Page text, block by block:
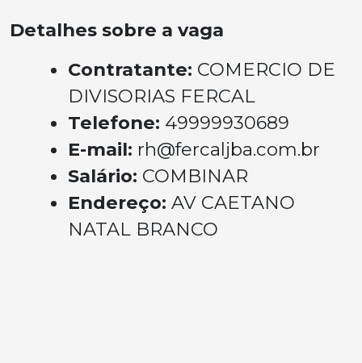
Detalhes sobre a vaga
Contratante: COMERCIO DE
DIVISORIAS FERCAL
Telefone: 49999930689
E-mail: rh@fercaljba.com.br
Salário: COMBINAR
Endereço: AV CAETANO
NATAL BRANCO